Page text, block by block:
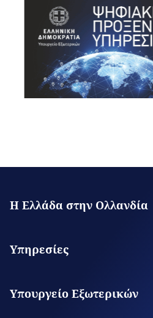
Η Ελλάδα στην Ολλανδία
Επικοινωνία
Υπηρεσίες
Υπηρεσίες για τον Πολίτη
Ψηφιακές Προξενικές Υπηρεσίες
Υπουργείο Εξωτερικών